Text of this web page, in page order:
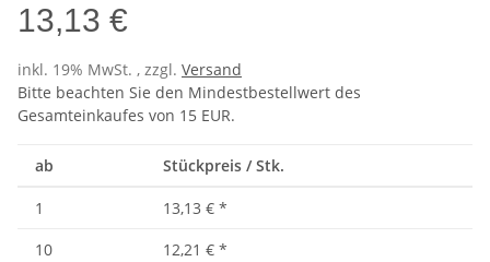
13,13 €
inkl. 19% MwSt. , zzgl. Versand
Bitte beachten Sie den Mindestbestellwert des
Gesamteinkaufes von 15 EUR.
ab Stückpreis / Stk.
1 13,13 € *
10
12,21 € *